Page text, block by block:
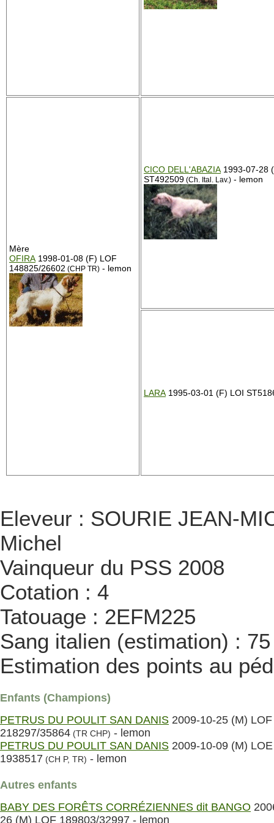
Mère
OFIRA 1998-01-08 (F) LOF
148825/26602 (CHP TR) - lemon
CICO DELL'ABAZIA 1993-07-28
ST492509 (Ch. Ital. Lav.) - lemon
LARA 1995-03-01 (F) LOI
Eleveur : SOURIE JEAN-
Michel
Vainqueur du PSS 2008
Cotation : 4
Tatouage : 2EFM225
Sang italien (estimation) :
Estimation des points au
Enfants (Champions)
PETRUS DU POULIT SAN DANIS 2009-10-25 (M) LOF
218297/35864 (TR CHP) - lemon
PETRUS DU POULIT SAN DANIS 2009-10-09 (M) LOE
1938517 (CH P, TR) - lemon
Autres enfants
BABY DES FORÊTS CORRÉZIENNES dit BANGO
26 (M) LOF 189803/32997 - lemon